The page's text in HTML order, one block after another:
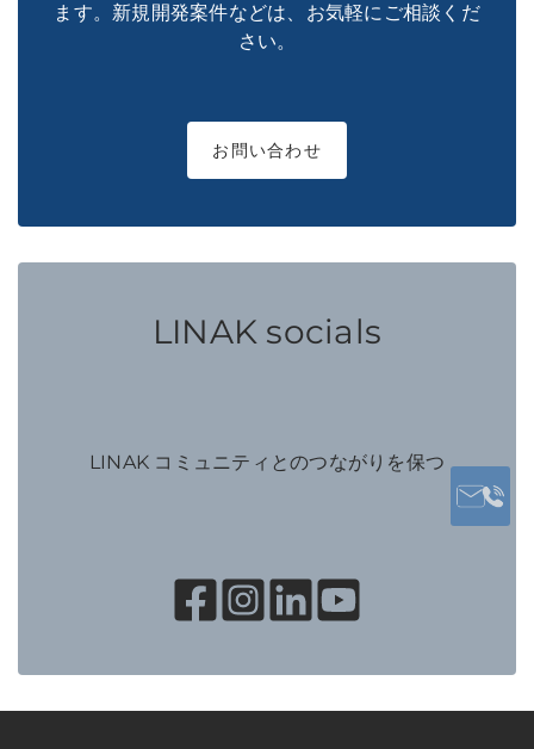
ます。新規開発案件などは、お気軽にご相談くだ
さい。
お問い合わせ
LINAK socials
LINAK コミュニティとのつながりを保つ